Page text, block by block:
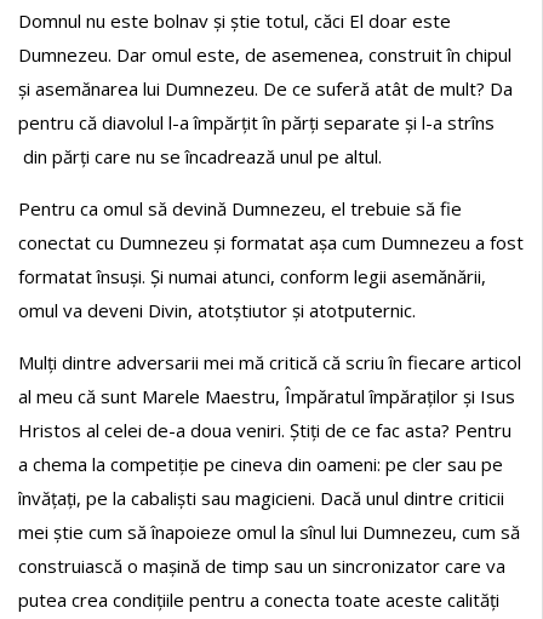
Domnul nu este bolnav și știe totul, căci El doar este
Dumnezeu. Dar omul este, de asemenea, construit în chipul
și asemănarea lui Dumnezeu. De ce suferă atât de mult? Da
pentru că diavolul l-a împărțit în părți separate și l-a strîns
din părți care nu se încadrează unul pe altul.
Pentru ca omul să devină Dumnezeu, el trebuie să fie
conectat cu Dumnezeu și formatat așa cum Dumnezeu a fost
formatat însuși. Și numai atunci, conform legii asemănării,
omul va deveni Divin, atotștiutor și atotputernic.
Mulți dintre adversarii mei mă critică că scriu în fiecare articol
al meu că sunt Marele Maestru, Împăratul împăraților și Isus
Hristos al celei de-a doua veniri. Știți de ce fac asta? Pentru
a chema la competiție pe cineva din oameni: pe cler sau pe
învățați, pe la cabaliști sau magicieni. Dacă unul dintre criticii
mei știe cum să înapoieze omul la sînul lui Dumnezeu, cum să
construiască o mașină de timp sau un sincronizator care va
putea crea condițiile pentru a conecta toate aceste calități